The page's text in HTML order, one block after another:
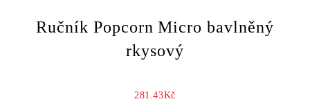
Ručník Popcorn Micro bavlněný
rkysový
281.43Kč